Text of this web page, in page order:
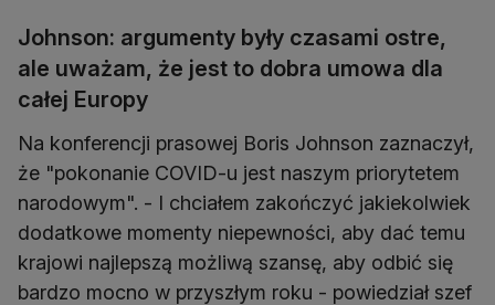
Johnson: argumenty były czasami ostre,
ale uważam, że jest to dobra umowa dla
całej Europy
Na konferencji prasowej Boris Johnson zaznaczył,
że "pokonanie COVID-u jest naszym priorytetem
narodowym". - I chciałem zakończyć jakiekolwiek
dodatkowe momenty niepewności, aby dać temu
krajowi najlepszą możliwą szansę, aby odbić się
bardzo mocno w przyszłym roku - powiedział szef